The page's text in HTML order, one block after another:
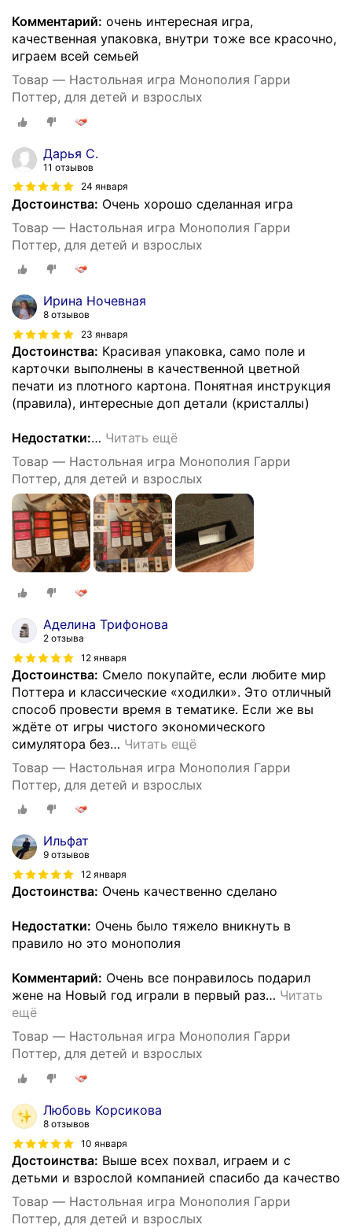
Комментарий: очень интересная игра,
качественная упаковка, внутри тоже все красочно,
играем всей семьей
Товар — Настольная игра Монополия Гарри
Поттер, для детей и взрослых
Дарья С.
11 отзывов
24 января
Достоинства: Очень хорошо сделанная игра
Товар — Настольная игра Монополия Гарри
Поттер, для детей и взрослых
Ирина Ночевная
8 отзывов
23 января
Достоинства: Красивая упаковка, само поле и
карточки выполнены в качественной цветной
печати из плотного картона. Понятная инструкция
(правила), интересные доп детали (кристаллы)
Недостатки:… Читать ещё
Товар — Настольная игра Монополия Гарри
Поттер, для детей и взрослых
Аделина Трифонова
2 отзыва
12 января
Достоинства: Смело покупайте, если любите мир
Поттера и классические «ходилки». Это отличный
способ провести время в тематике. Если же вы
ждёте от игры чистого экономического
симулятора без… Читать ещё
Товар — Настольная игра Монополия Гарри
Поттер, для детей и взрослых
Ильфат
9 отзывов
12 января
Достоинства: Очень качественно сделано
Недостатки: Очень было тяжело вникнуть в
правило но это монополия
Комментарий: Очень все понравилось подарил
жене на Новый год играли в первый раз… Читать
ещё
Товар — Настольная игра Монополия Гарри
Поттер, для детей и взрослых
Любовь Корсикова
8 отзывов
10 января
Достоинства: Выше всех похвал, играем и с
детьми и взрослой компанией спасибо да качество
Товар — Настольная игра Монополия Гарри
Поттер, для детей и взрослых